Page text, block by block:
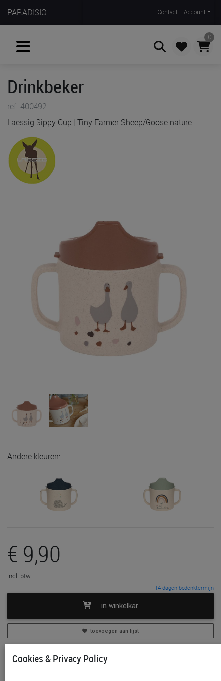
PARADISIO Contact Account
0
Drinkbeker
ref. 400492
Laessig Sippy Cup | Tiny Farmer Sheep/Goose nature
Andere kleuren:
€ 9,90
incl. btw
14 dagen bedenktermijn
in winkelkar
toevoegen aan lijst
In voorraad
Cookies & Privacy Policy